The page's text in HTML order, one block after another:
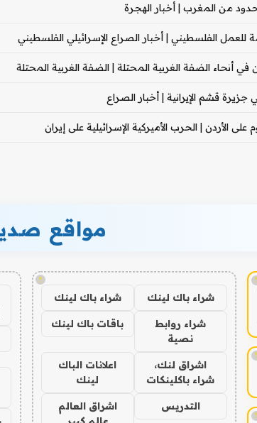
من المغرب | أخبار الهجرة
الفلسطيني | أخبار الصراع الإسرائيلي الفلسطيني
أنحاء الضفة الغربية المحتلة | الضفة الغربية المحتلة
قشم الإيرانية | أخبار الصراع
الأردن | الحرب الأميركية الإسرائيلية على إيران
مواقع
!
!
!
!
شراء باك لينك شراء باك لينك
شراء روابط
نصية
باقات باك لينك
اشراق لنك،
شراء باكلينكات
اعلانات الباك
لينك
التدريس
اشراق العالم